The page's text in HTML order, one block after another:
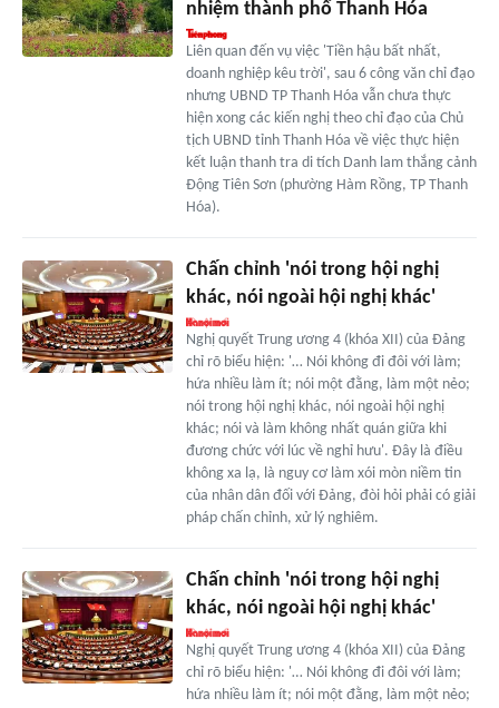
nhiệm thành phố Thanh Hóa
Liên quan đến vụ việc 'Tiền hậu bất nhất,
doanh nghiệp kêu trời', sau 6 công văn chỉ đạo
nhưng UBND TP Thanh Hóa vẫn chưa thực
hiện xong các kiến nghị theo chỉ đạo của Chủ
tịch UBND tỉnh Thanh Hóa về việc thực hiện
kết luận thanh tra di tích Danh lam thắng cảnh
Động Tiên Sơn (phường Hàm Rồng, TP Thanh
Hóa).
Chấn chỉnh 'nói trong hội nghị
khác, nói ngoài hội nghị khác'
Nghị quyết Trung ương 4 (khóa XII) của Đảng
chỉ rõ biểu hiện: '… Nói không đi đôi với làm;
hứa nhiều làm ít; nói một đằng, làm một nẻo;
nói trong hội nghị khác, nói ngoài hội nghị
khác; nói và làm không nhất quán giữa khi
đương chức với lúc về nghỉ hưu'. Đây là điều
không xa lạ, là nguy cơ làm xói mòn niềm tin
của nhân dân đối với Đảng, đòi hỏi phải có giải
pháp chấn chỉnh, xử lý nghiêm.
Chấn chỉnh 'nói trong hội nghị
khác, nói ngoài hội nghị khác'
Nghị quyết Trung ương 4 (khóa XII) của Đảng
chỉ rõ biểu hiện: '… Nói không đi đôi với làm;
hứa nhiều làm ít; nói một đằng, làm một nẻo;